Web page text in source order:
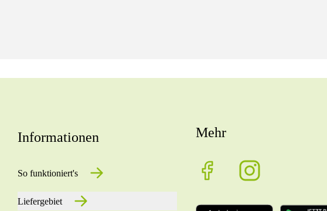
Informationen
So funktioniert's
Liefergebiet
Mehr